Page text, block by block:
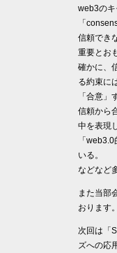
web3のキ
「
信頼でき
重要とお
確かに、
る約束に
「合意」
信頼から
中を表現
「
いる。
などなど
また当部
おります。
次回は「
ズへの応